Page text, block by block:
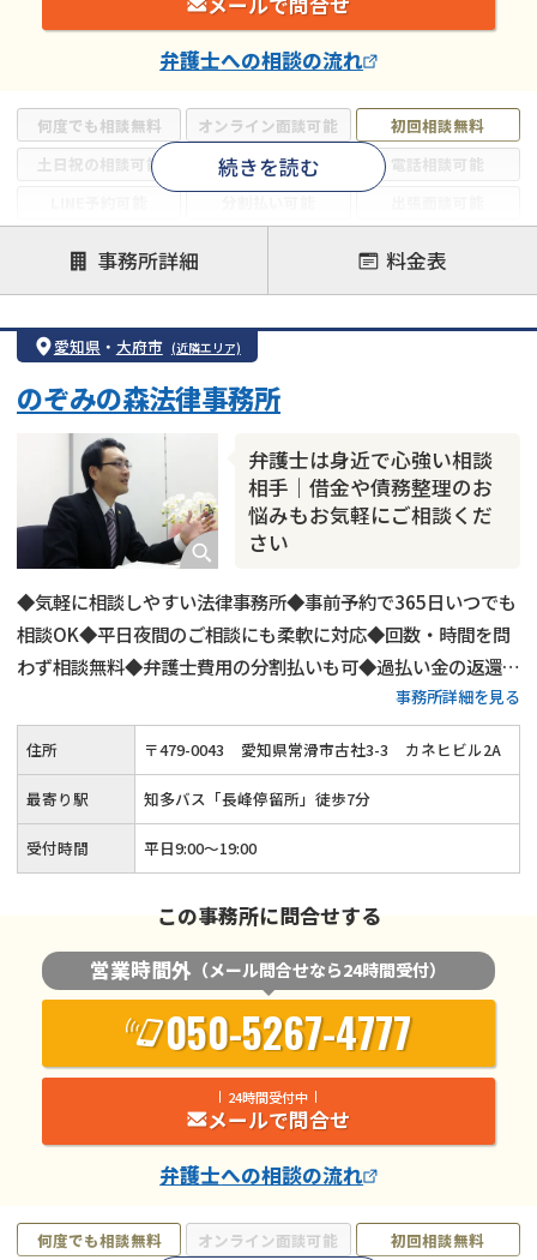
何度でも相談無料 オンライン面談可能
初回相談無料
土日祝の相談可能
19時以降電話可能
電話相談可能
借金返済相談・交渉
自己破産
任意整理
個人再生
時効援用
会社破産・法人破産
住宅ローン
カードローン
続きを読む
弁護士への相談の流れ
事務所詳細 料金表
愛知県 ・ 大府市 (近隣エリア)
弁護士は身近で心強い相談
相手｜借金や債務整理のお
悩みもお気軽にご相談くだ
さい
のぞみの森法律事務所
◆気軽に相談しやすい法律事務所◆事前予約で365日いつでも
相談OK◆平日夜間のご相談にも柔軟に対応◆回数・時間を問
わず相談無料◆弁護士費用の分割払いも可◆過払い金の返還請
事務所詳細を見る
何度でも相談無料 オンライン面談可能
初回相談無料
住所 〒479-0043 愛知県常滑市古社3-3 カネヒビル2A
最寄り駅 知多バス「長峰停留所」徒歩7分
受付時間 平日9:00～19:00
この事務所に問合せする
営業時間外 （メール問合せなら24時間受付）
050-5267-4777
24時間受付中
メールで問合せ
弁護士への相談の流れ